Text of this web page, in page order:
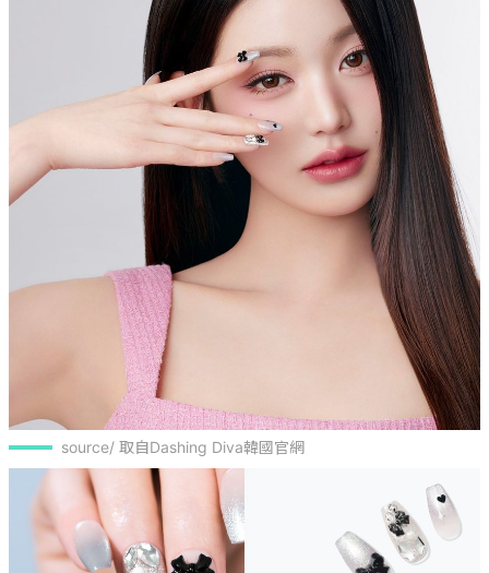
source/ 取自Dashing Diva韓國官網